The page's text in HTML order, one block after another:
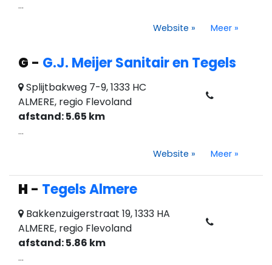
...
Website » Meer »
G - G.J. Meijer Sanitair en Tegels
Splijtbakweg 7-9, 1333 HC
ALMERE, regio Flevoland
afstand: 5.65 km
...
Website » Meer »
H - Tegels Almere
Bakkenzuigerstraat 19, 1333 HA
ALMERE, regio Flevoland
afstand: 5.86 km
...